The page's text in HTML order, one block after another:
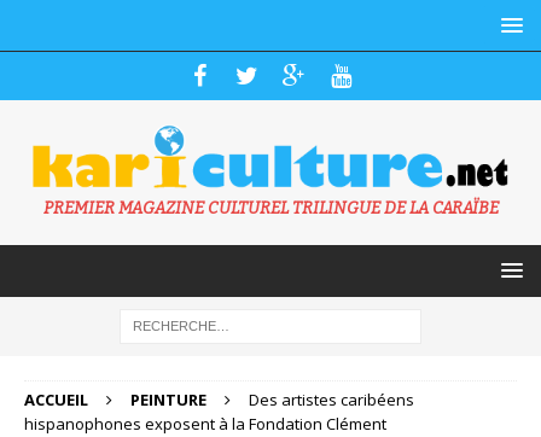
PREMIER MAGAZINE CULTUREL TRILINGUE DE LA CARAÏBE
ACCUEIL PEINTURE
Des artistes caribéens
hispanophones exposent à la Fondation Clément